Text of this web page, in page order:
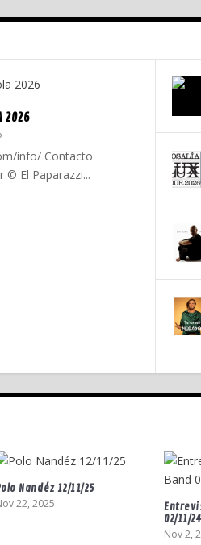
2026
info/ Contacto
© El Paparazzi...
Nandéz 12/11/25
22, 2025
02/11/24
Nov 2,